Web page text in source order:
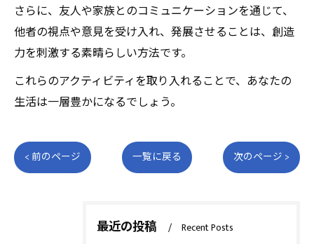
さらに、友人や家族とのコミュニケーションを通じて、
他者の視点や意見を受け入れ、発展させることは、創造
力を刺激する素晴らしい方法です。
これらのアクティビティを取り入れることで、あなたの
生活は一層豊かになるでしょう。
< 前のページ 一覧に戻る 次のページ >
最近の投稿 Recent Posts